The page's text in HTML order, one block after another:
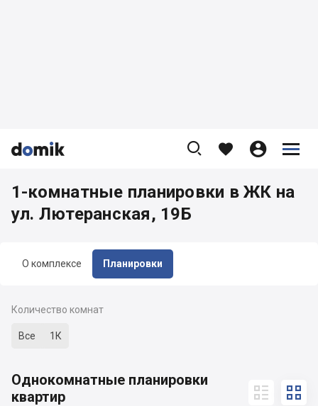


    


О комплексе Планировки
1-комнатные планировки в ЖК на
ул. Лютеранская, 19Б
Количество комнат
Все 1К
Однокомнатные планировки
квартир
 